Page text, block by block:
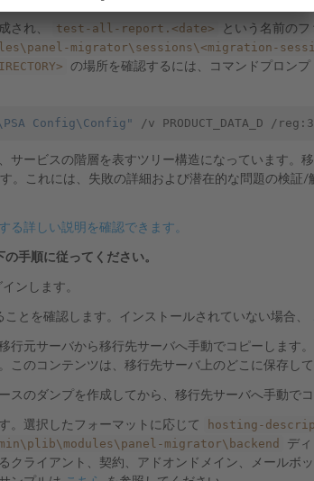
され、 test-all-report.<date> という名前のフ
migrator\sessions\<migration-
の場所を確認するには、コマンドプロン
Config\Config"
サービスの階層を表すツリー構造になっています。
。これには、失敗の詳細および潜在的な問題の検証/
る詳しい説明を確認できます。
手順に従ってください。
ンします。
とを確認します。インストールされていない場合、
行元サーバから移行先サーバへ手動でコピーします
このコンテンツは、移行先サーバ上のどこに保存して
スのダンプを作成してから、移行先サーバへ手動でコ
。選択したフォーマットに応じて hosting-
migrator\backend
デ
クライアント、契約、アドオンドメイン、メールボ